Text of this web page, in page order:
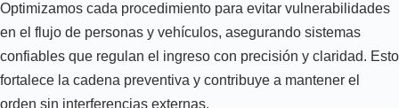
Optimizamos cada procedimiento para evitar vulnerabilidades
en el flujo de personas y vehículos, asegurando sistemas
confiables que regulan el ingreso con precisión y claridad. Esto
fortalece la cadena preventiva y contribuye a mantener el
orden sin interferencias externas.